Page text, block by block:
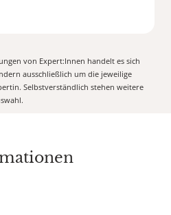
von Expert:Innen handelt es sich
ausschließlich um die jeweilige
Selbstverständlich stehen weitere